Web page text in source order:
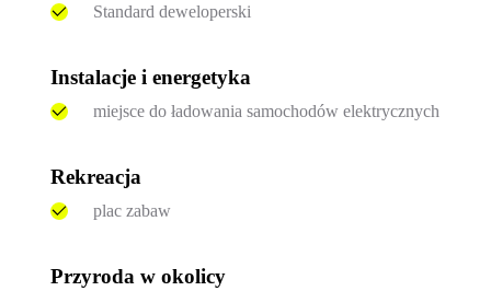
Standard deweloperski
Instalacje i energetyka
miejsce do ładowania samochodów elektrycznych
Rekreacja
plac zabaw
Przyroda w okolicy